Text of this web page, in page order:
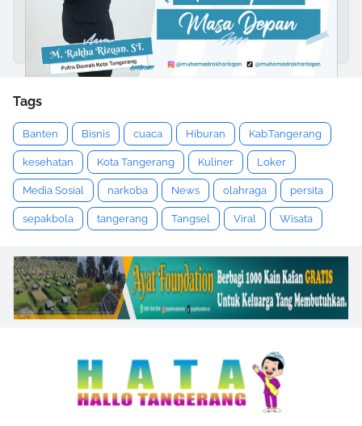
Tags
Banten Bisnis cuaca Hiburan Kab.Tangerang
kesehatan Kota Tangerang Kuliner Loker
Media Sosial narkoba News olahraga persita
sepakbola tangerang Tangsel Viral Wisata